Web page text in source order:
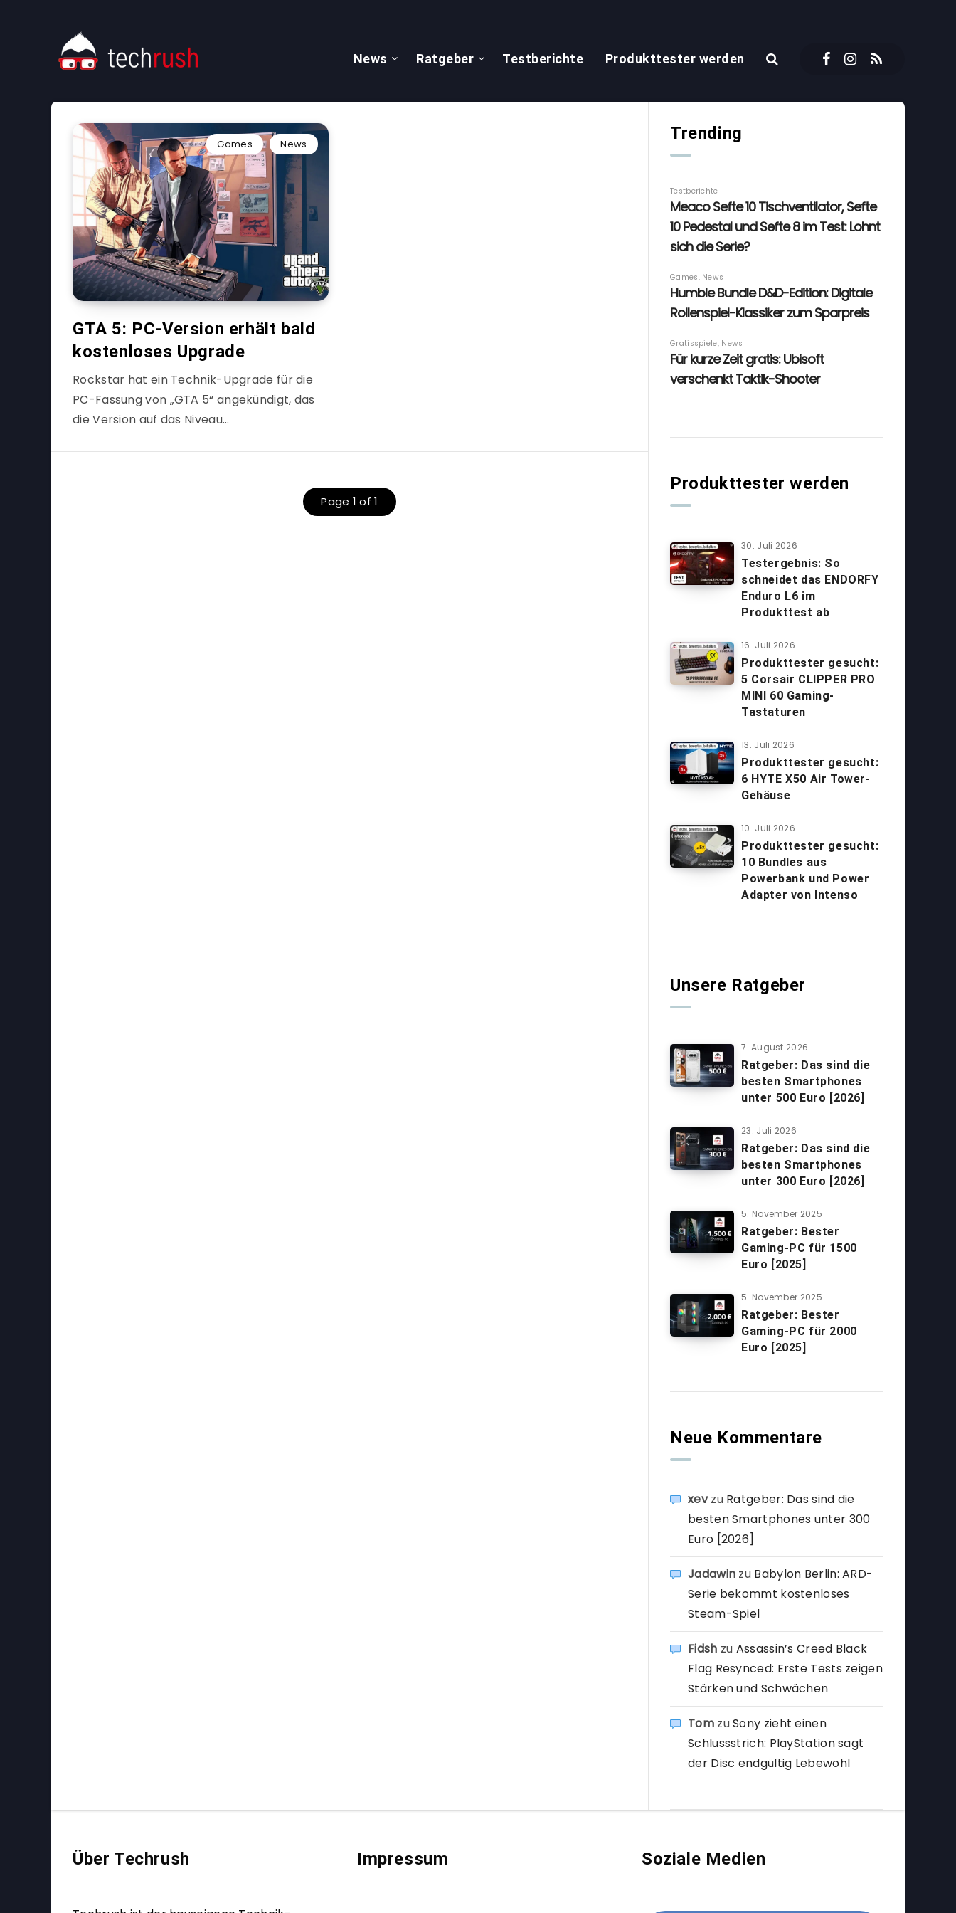
News Ratgeber Testberichte Produkttester werden
Games News
GTA 5: PC-Version erhält bald
kostenloses Upgrade
Rockstar hat ein Technik-Upgrade für die
PC-Fassung von „GTA 5“ angekündigt, das
die Version auf das Niveau…
Page 1 of 1
Trending
Produkttester werden
30. Juli 2026
Testergebnis: So
schneidet das ENDORFY
Enduro L6 im
Produkttest ab
16. Juli 2026
Produkttester gesucht:
5 Corsair CLIPPER PRO
MINI 60 Gaming-
Tastaturen
13. Juli 2026
Produkttester gesucht:
6 HYTE X50 Air Tower-
Gehäuse
10. Juli 2026
Produkttester gesucht:
10 Bundles aus
Powerbank und Power
Adapter von Intenso
Unsere Ratgeber
7. August 2026
Ratgeber: Das sind die
besten Smartphones
unter 500 Euro [2026]
23. Juli 2026
Ratgeber: Das sind die
besten Smartphones
unter 300 Euro [2026]
5. November 2025
Ratgeber: Bester
Gaming-PC für 1500
Euro [2025]
5. November 2025
Ratgeber: Bester
Gaming-PC für 2000
Euro [2025]
Neue Kommentare
xevzu Ratgeber: Das sind die
besten Smartphones unter 300
Euro [2026]
Jadawin zu Babylon Berlin: ARD-
Serie bekommt kostenloses
Steam-Spiel
Fidsh zu Assassin’s Creed Black
Flag Resynced: Erste Tests zeigen
Stärken und Schwächen
TomzuSony zieht einen
Schlussstrich: PlayStation sagt
der Disc endgültig Lebewohl
Über Techrush Impressum Soziale Medien